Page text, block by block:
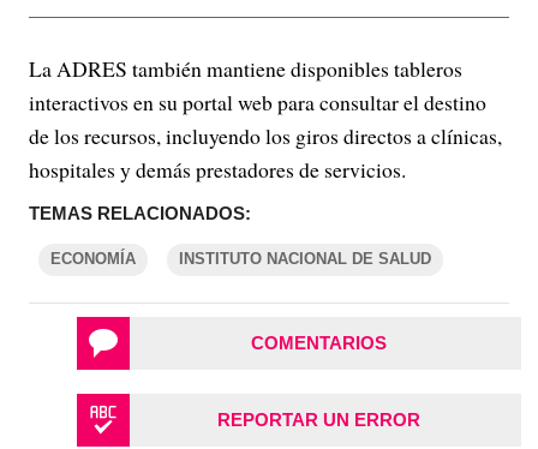
La ADRES también mantiene disponibles tableros
interactivos en su portal web para consultar el destino
de los recursos, incluyendo los giros directos a clínicas,
hospitales y demás prestadores de servicios.
TEMAS RELACIONADOS:
ECONOMÍA INSTITUTO NACIONAL DE SALUD
COMENTARIOS
REPORTAR UN ERROR